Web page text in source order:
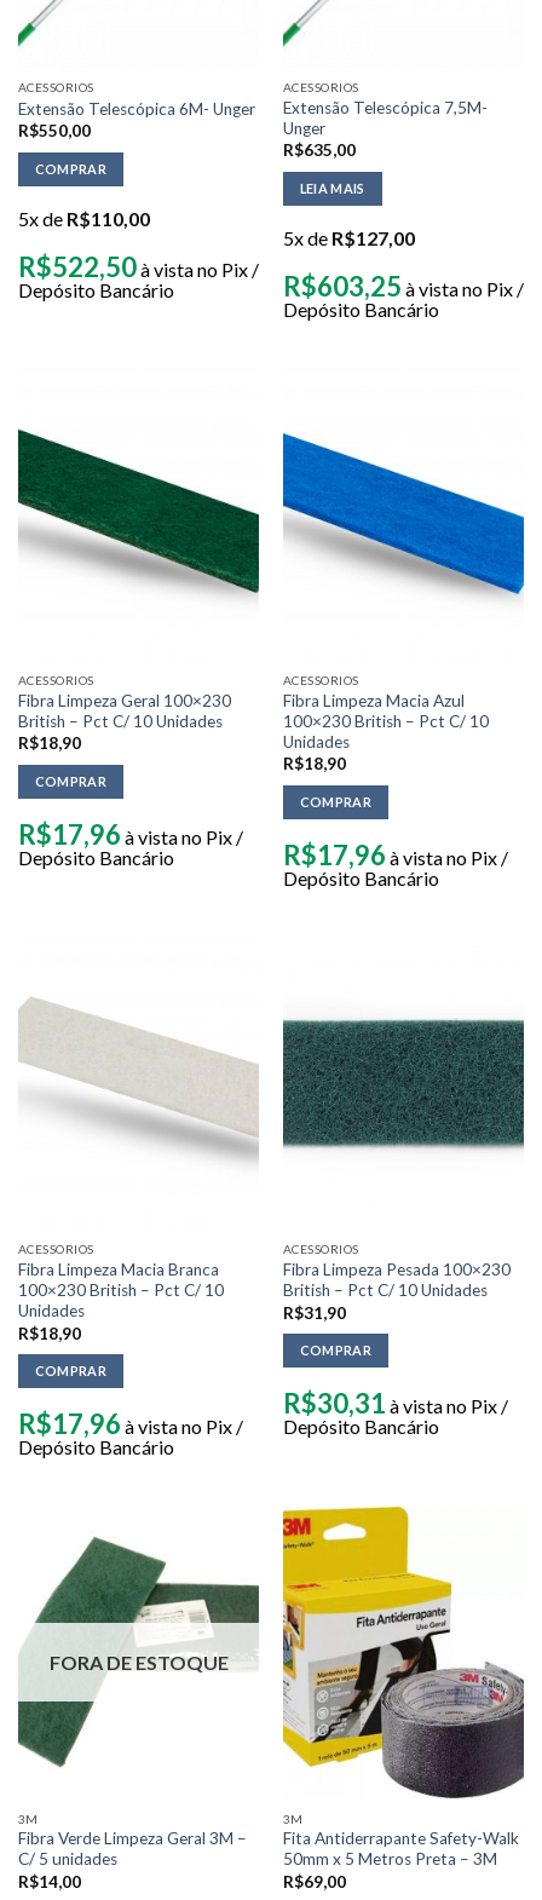
ACESSORIOS
Extensão Telescópica 6M- Unger
R$550,00
COMPRAR
5x de R$110,00
R$522,50à vista no Pix /
Depósito Bancário
ACESSORIOS
Extensão Telescópica 7,5M-
Unger
R$635,00
LEIA MAIS
5x de R$127,00
R$603,25 à vista no Pix /
Depósito Bancário
ACESSORIOS
Fibra Limpeza Geral 100×230
British – Pct C/ 10 Unidades
R$18,90
COMPRAR
R$17,96 à vista no Pix /
Depósito Bancário
ACESSORIOS
Fibra Limpeza Macia Azul
100×230 British – Pct C/ 10
Unidades
R$18,90
COMPRAR
R$17,96 à vista no Pix /
Depósito Bancário
ACESSORIOS
Fibra Limpeza Macia Branca
100×230 British – Pct C/ 10
Unidades
R$18,90
COMPRAR
R$17,96 à vista no Pix /
Depósito Bancário
ACESSORIOS
Fibra Limpeza Pesada 100×230
British – Pct C/ 10 Unidades
R$31,90
COMPRAR
R$30,31 à vista no Pix /
Depósito Bancário
FORA DE ESTOQUE
3M
Fibra Verde Limpeza Geral 3M –
C/ 5 unidades
R$14,00
3M
Fita Antiderrapante Safety-Walk
50mm x 5 Metros Preta – 3M
R$69,00